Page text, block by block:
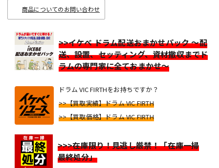
商品についてのお問い合わせ
>>イケベ ドラム配送おまかせパック ～配
送、設置、セッティング、資材撤収までド
ラムの専門家に全ておまかせ～
ドラム VIC FIRTHをお持ちですか？
>>【買取実績】ドラム VIC FIRTH
>>【買取価格】ドラム VIC FIRTH
>>>在庫限り！見逃し厳禁！「在庫一掃
最終処分」